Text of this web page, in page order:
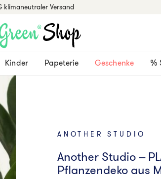
klimaneutraler Versand
Kinder Papeterie Geschenke %
ANOTHER STUDIO
Another Studio –
Pflanzendeko aus